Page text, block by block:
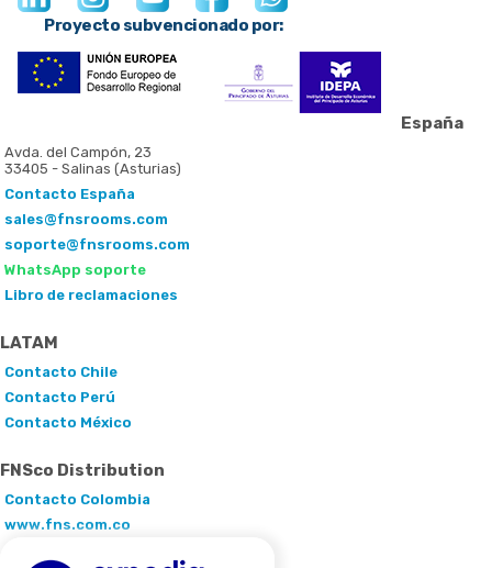
Proyecto subvencionado por:
España
Avda. del Campón, 23
33405 - Salinas (Asturias)
Contacto España
sales@fnsrooms.com
soporte@fnsrooms.com
WhatsApp soporte
Libro de reclamaciones
LATAM
Contacto Chile
Contacto Perú
Contacto México
FNSco Distribution
Contacto Colombia
www.fns.com.co